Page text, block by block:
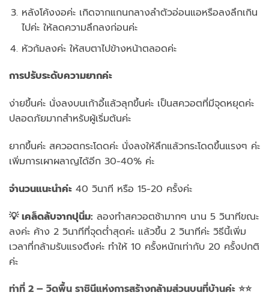
หลังโค้งงอค่ะ เกิดจากแกนกลางลำตัวอ่อนแอหรือลงลึกเกิน
ไปค่ะ ให้ลดความลึกลงก่อนค่ะ
หัวก้มลงค่ะ ให้สบตาไปข้างหน้าตลอดค่ะ
การปรับระดับความยากค่ะ
ง่ายขึ้นค่ะ นั่งลงบนเก้าอี้แล้วลุกขึ้นค่ะ เป็นสควอตที่มีจุดหยุดค่ะ
ปลอดภัยมากสำหรับผู้เริ่มต้นค่ะ
ยากขึ้นค่ะ สควอตกระโดดค่ะ นั่งลงให้ลึกแล้วกระโดดขึ้นแรงๆ ค่ะ
เพิ่มการเผาผลาญได้อีก 30-40% ค่ะ
จำนวนแนะนำค่ะ 40 วินาที หรือ 15-20 ครั้งค่ะ
💡 เคล็ดลับจากปุนิ่ม: ลองทำสควอตช้ามากๆ นาน 5 วินาทีขณะ
ลงค่ะ ค้าง 2 วินาทีที่จุดต่ำสุดค่ะ แล้วขึ้น 2 วินาทีค่ะ วิธีนี้เพิ่ม
เวลาที่กล้ามรับแรงตึงค่ะ ทำให้ 10 ครั้งหนักเท่ากับ 20 ครั้งปกติ
ค่ะ
ท่าที่ 2 – วิดพื้น ราชินีแห่งการสร้างกล้ามส่วนบนที่บ้านค่ะ ⭐⭐